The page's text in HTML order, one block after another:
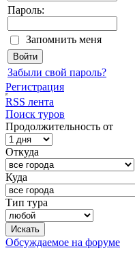
Пароль:
Запомнить меня
Забыли свой пароль?
Регистрация
RSS лента
Поиск туров
Продолжительность от
Откуда
Куда
Тип тура
Обсуждаемое на форуме